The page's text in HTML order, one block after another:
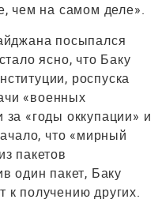
чем на самом деле».
посыпался
ясно, что Баку
роспуска
«военных
за «годы оккупации» и
что «мирный
пакетов
один пакет, Баку
к получению других.